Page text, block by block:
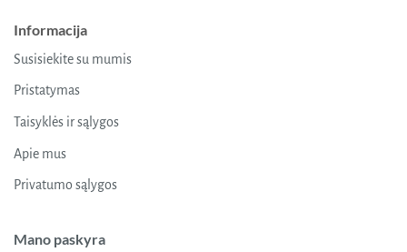
Informacija
Susisiekite su mumis
Pristatymas
Taisyklės ir sąlygos
Apie mus
Privatumo sąlygos
Mano paskyra